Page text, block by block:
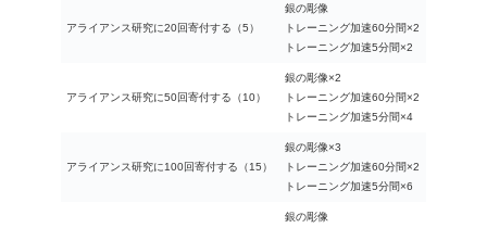
アライアンス研究に20回寄付する（5）
銀の彫像
トレーニング加速60分間×2
トレーニング加速5分間×2
アライアンス研究に50回寄付する（10）
銀の彫像×2
トレーニング加速60分間×2
トレーニング加速5分間×4
アライアンス研究に100回寄付する（15）
銀の彫像×3
トレーニング加速60分間×2
トレーニング加速5分間×6
銀の彫像